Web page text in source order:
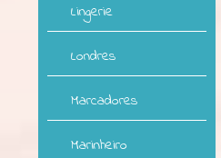
Lingerie
Londres
Marcadores
Marinheiro